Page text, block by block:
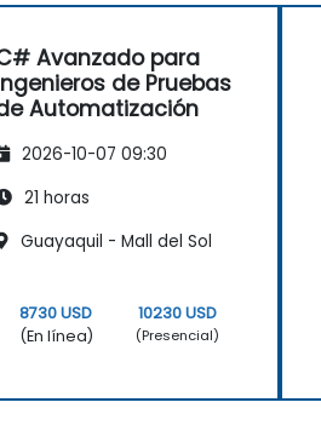
Avanzado para
de Pruebas
Automatización
2026-10-07 09:30
21 horas
Guayaquil - Mall del Sol
8730 USD
(En línea)
10230 USD
(Presencial)